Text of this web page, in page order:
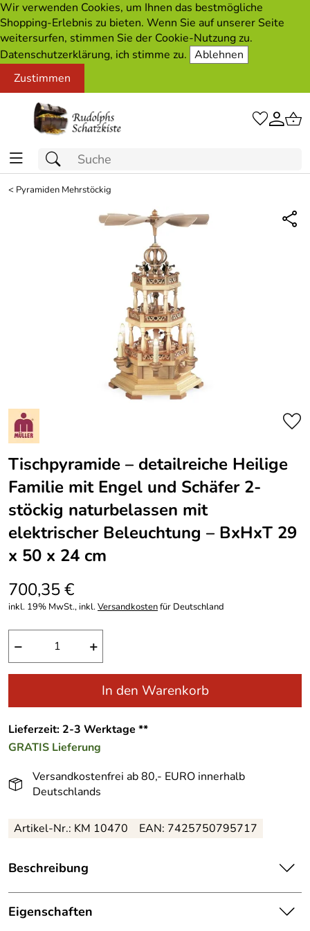
Wir verwenden Cookies, um Ihnen das bestmögliche
Shopping-Erlebnis zu bieten. Wenn Sie auf unserer Seite
weitersurfen, stimmen Sie der Cookie-Nutzung zu.
Datenschutzerklärung, ich stimme zu. Ablehnen
Zustimmen
< Pyramiden Mehrstöckig
Tischpyramide – detailreiche Heilige
Familie mit Engel und Schäfer 2-
stöckig naturbelassen mit
elektrischer Beleuchtung – BxHxT 29
x 50 x 24 cm
700,35 €
inkl. 19% MwSt., inkl.Versandkostenfür Deutschland
− +
In den Warenkorb
Lieferzeit: 2-3 Werktage **
GRATIS Lieferung
Versandkostenfrei ab 80,- EURO innerhalb
Deutschlands
Artikel-Nr.: KM 10470 EAN: 7425750795717
Beschreibung
Zauberhafte, handgefertigte Tischpyramide Heilige
Gesch. mit Engel – Größe ca. 50 cm
Eigenschaften